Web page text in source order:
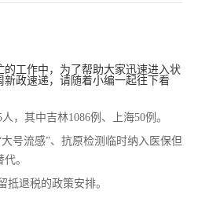
的工作中，为了帮助大家迅速进入状
政速递，请随着小编一起往下看
，其中吉林1086例、上海50例。
号流感”、抗原检测临时纳入医保但
。
退税的政策安排。